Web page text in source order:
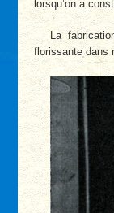
lorsqu’on a
La
florissante dans